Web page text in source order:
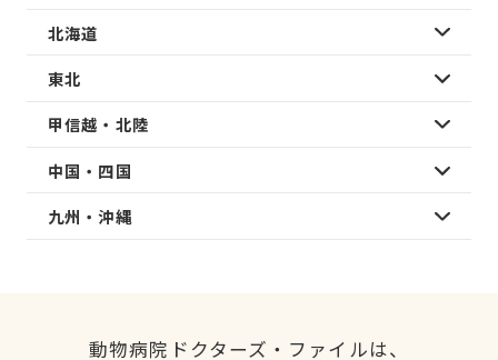
北海道
東北
甲信越・北陸
中国・四国
九州・沖縄
動物病院ドクターズ・ファイルは、